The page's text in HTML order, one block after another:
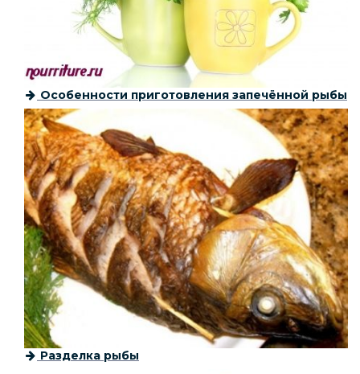
Особенности приготовления запечённой рыбы
Разделка рыбы